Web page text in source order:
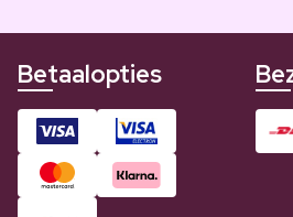
Betaalopties